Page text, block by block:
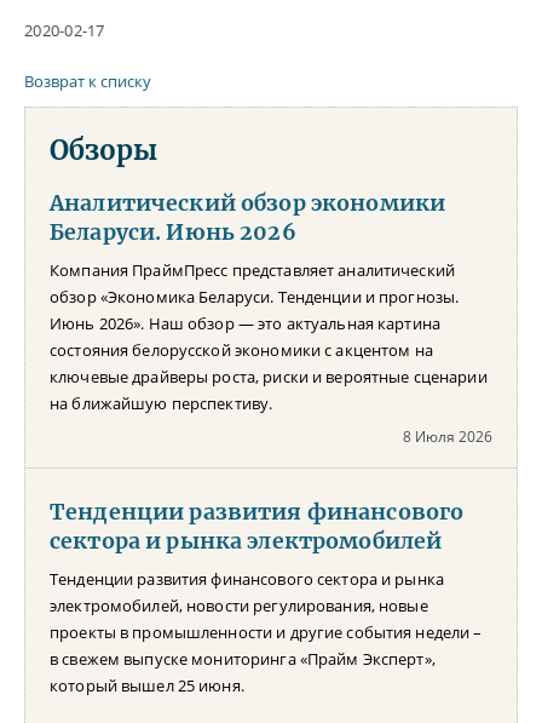
2020-02-17
Возврат к списку
Обзоры
Аналитический обзор экономики
Беларуси. Июнь 2026
Компания ПраймПресс представляет аналитический
обзор «Экономика Беларуси. Тенденции и прогнозы.
Июнь 2026». Наш обзор — это актуальная картина
состояния белорусской экономики с акцентом на
ключевые драйверы роста, риски и вероятные сценарии
на ближайшую перспективу.
8 Июля 2026
Тенденции развития финансового
сектора и рынка электромобилей
Тенденции развития финансового сектора и рынка
электромобилей, новости регулирования, новые
проекты в промышленности и другие события недели –
в свежем выпуске мониторинга «Прайм Эксперт»,
который вышел 25 июня.